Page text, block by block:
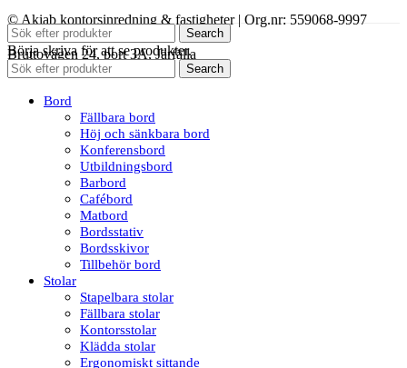
© Akiab kontorsinredning & fastigheter | Org.nr: 559068-9997
Bruttovägen 24, port 3A, Järfälla
Search
Börja skriva för att se produkter.
Search
Bord
Fällbara bord
Höj och sänkbara bord
Konferensbord
Utbildningsbord
Barbord
Cafébord
Matbord
Bordsstativ
Bordsskivor
Tillbehör bord
Stolar
Stapelbara stolar
Fällbara stolar
Kontorsstolar
Klädda stolar
Ergonomiskt sittande